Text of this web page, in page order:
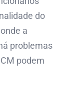
do
a
problemas
podem